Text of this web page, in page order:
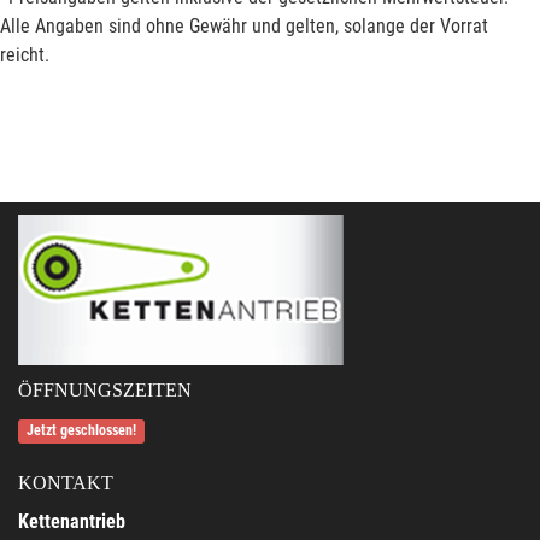
Alle Angaben sind ohne Gewähr und gelten, solange der Vorrat
reicht.
ÖFFNUNGSZEITEN
Jetzt geschlossen!
KONTAKT
Kettenantrieb